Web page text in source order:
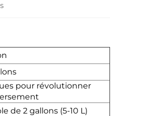
pour révolutionner
de 2 gallons (5-10 L)